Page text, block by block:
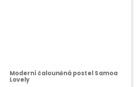
Moderní čalouněná postel Samoa
Lovely